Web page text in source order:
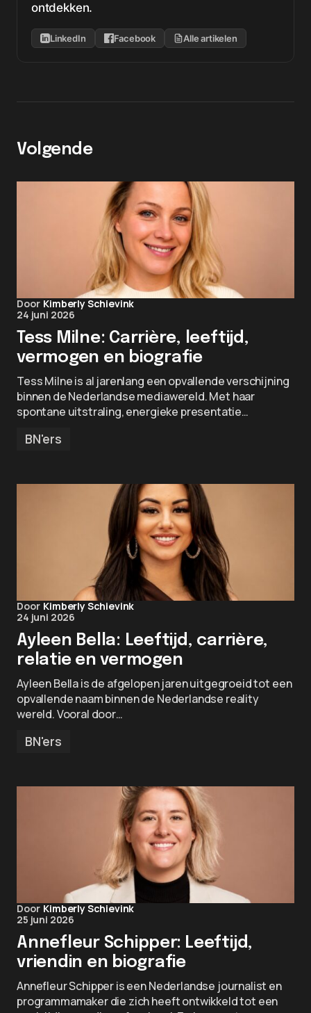
ontdekken.
LinkedIn Facebook Alle artikelen
Volgende
Door Kimberly Schievink
24 juni 2026
Tess Milne: Carrière, leeftijd,
vermogen en biografie
Tess Milne is al jarenlang een opvallende verschijning
binnen de Nederlandse mediawereld. Met haar
spontane uitstraling, energieke presentatie…
BN'ers
Door Kimberly Schievink
24 juni 2026
Ayleen Bella: Leeftijd, carrière,
relatie en vermogen
Ayleen Bella is de afgelopen jaren uitgegroeid tot een
opvallende naam binnen de Nederlandse reality
wereld. Vooral door…
BN'ers
Door Kimberly Schievink
25 juni 2026
Annefleur Schipper: Leeftijd,
vriendin en biografie
Annefleur Schipper is een Nederlandse journalist en
programmamaker die zich heeft ontwikkeld tot een